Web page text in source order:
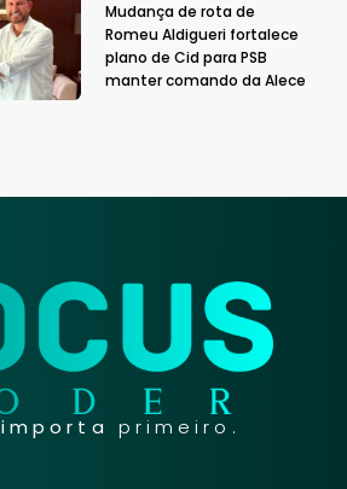
Mudança de rota de
Romeu Aldigueri fortalece
plano de Cid para PSB
manter comando da Alece
importa primeiro.